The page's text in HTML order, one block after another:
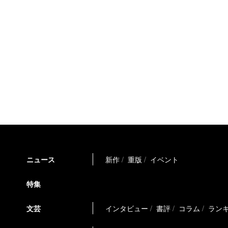
ニュース 新作 重版 イベント
特集
文芸 インタビュー 書評 コラム ラン